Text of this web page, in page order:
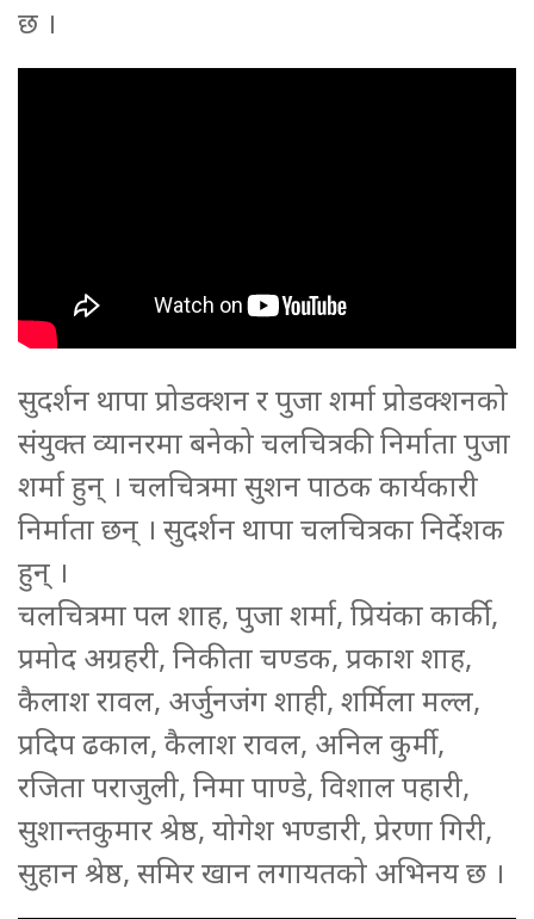
छ ।
सुदर्शन थापा प्रोडक्शन र पुजा शर्मा प्रोडक्शनको
संयुक्त व्यानरमा बनेको चलचित्रकी निर्माता पुजा
शर्मा हुन् । चलचित्रमा सुशन पाठक कार्यकारी
निर्माता छन् । सुदर्शन थापा चलचित्रका निर्देशक
हुन् ।
चलचित्रमा पल शाह, पुजा शर्मा, प्रियंका कार्की,
प्रमोद अग्रहरी, निकीता चण्डक, प्रकाश शाह,
कैलाश रावल, अर्जुनजंग शाही, शर्मिला मल्ल,
प्रदिप ढकाल, कैलाश रावल, अनिल कुर्मी,
रजिता पराजुली, निमा पाण्डे, विशाल पहारी,
सुशान्तकुमार श्रेष्ठ, योगेश भण्डारी, प्रेरणा गिरी,
सुहान श्रेष्ठ, समिर खान लगायतको अभिनय छ ।